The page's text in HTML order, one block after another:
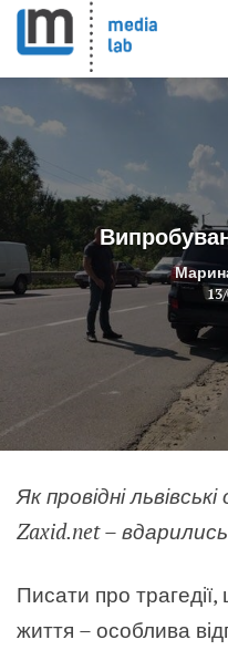
Як провідні
Zaxid.net –
Писати про
життя – особлива